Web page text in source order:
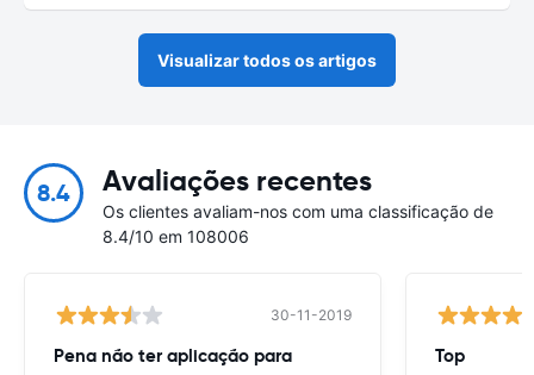
Visualizar todos os artigos
8.4 Avaliações recentes
Os clientes avaliam-nos com uma classificação de
8.4/10 em 108006
30-11-2019
Pena não ter aplicação para Top